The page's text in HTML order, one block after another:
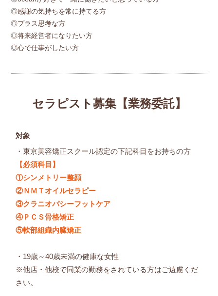
◎感謝の気持ちを常に持てる方
◎プラス思考な方
◎将来経営者になりたい方
◎心で仕事がしたい方
セラピスト募集【業務委託】
対象
・東京美容矯正スクール認定の下記科目をお持ちの方
【必須科目】
①シンメトリー整顔
②ＮＭＴオイルセラピー
③クラニオパシーフットケア
④ＰＣＳ骨格矯正
⑤軟部組織内臓矯正
・19歳～40歳未満の健康な女性
※他店・他校で同業の勤務をされている方はご遠慮くだ
さい。